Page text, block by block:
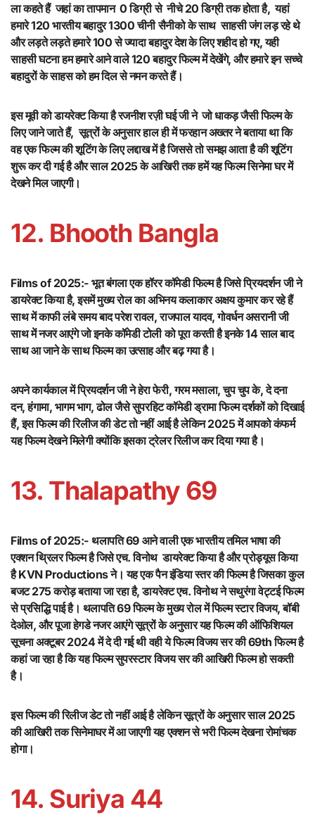
ला कहते हैं जहां का तापमान 0 डिग्री से नीचे 20 डिग्री तक होता है, यहां
हमारे 120 भारतीय बहादुर 1300 चीनी सैनीको के साथ साहसी जंग लड़ रहे थे
और लड़ते लड़ते हमारे 100 से ज्यादा बहादुर देश के लिए शहीद हो गए, यही
साहसी घटना हम हमारे आने वाले 120 बहादुर फिल्म में देखेंगे, और हमारे इन सच्चे
बहादुरों के साहस को हम दिल से नमन करते हैं।
इस मूवी को डायरेक्ट किया है रजनीश रज़ी घई जी ने जो धाकड़ जैसी फिल्म के
लिए जाने जाते हैं, सूत्रों के अनुसार हाल ही में फरहान अख्तर ने बताया था कि
वह एक फिल्म की शूटिंग के लिए लद्दाख में है जिससे तो समझ आता है की शूटिंग
शुरू कर दी गई है और साल 2025 के आखिरी तक हमें यह फिल्म सिनेमा घर में
देखने मिल जाएगी।
12. Bhooth Bangla
Films of 2025:- भूत बंगला एक हॉरर कॉमेडी फिल्म है जिसे प्रियदर्शन जी ने
डायरेक्ट किया है, इसमें मुख्य रोल का अभिनय कलाकार अक्षय कुमार कर रहे हैं
साथ में काफी लंबे समय बाद परेश रावल, राजपाल यादव, गोवर्धन असरानी जी
साथ में नजर आएंगे जो इनके कॉमेडी टोली को पूरा करती है इनके 14 साल बाद
साथ आ जाने के साथ फिल्म का उत्साह और बढ़ गया है।
अपने कार्यकाल में प्रियदर्शन जी ने हेरा फेरी, गरम मसाला, चुप चुप के, दे दना
दन, हंगामा, भागम भाग, ढोल जैसे सुपरहिट कॉमेडी ड्रामा फिल्म दर्शकों को दिखाई
हैं, इस फिल्म की रिलीज की डेट तो नहीं आई है लेकिन 2025 में आपको कंफर्म
यह फिल्म देखने मिलेगी क्योंकि इसका ट्रेलर रिलीज कर दिया गया है।
13. Thalapathy 69
Films of 2025:- थलापति 69 आने वाली एक भारतीय तमिल भाषा की
एक्शन थ्रिलर फिल्म है जिसे एच. विनोथ डायरेक्ट किया है और प्रोड्यूस किया
है KVN Productions ने। यह एक पैन इंडिया स्तर की फिल्म है जिसका कुल
बजट 275 करोड़ बताया जा रहा है, डायरेक्ट एच. विनोथ ने सथुरंगा वेट्टई फिल्म
से प्रसिद्धि पाई है। थलापति 69 फिल्म के मुख्य रोल में फिल्म स्टार विजय, बॉबी
देओल, और पूजा हेगडे नजर आएंगे सूत्रों के अनुसार यह फिल्म की ऑफिशियल
सूचना अक्टूबर 2024 में दे दी गई थी वही ये फिल्म विजय सर की 69th फिल्म है
कहां जा रहा है कि यह फिल्म सुपरस्टार विजय सर की आखिरी फिल्म हो सकती
है।
इस फिल्म की रिलीज डेट तो नहीं आई है लेकिन सूत्रों के अनुसार साल 2025
की आखिरी तक सिनेमाघर में आ जाएगी यह एक्शन से भरी फिल्म देखना रोमांचक
होगा।
14. Suriya 44